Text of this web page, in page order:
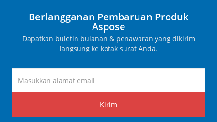
Berlangganan Pembaruan Produk
Aspose
Dapatkan buletin bulanan & penawaran yang dikirim
langsung ke kotak surat Anda.
Kirim